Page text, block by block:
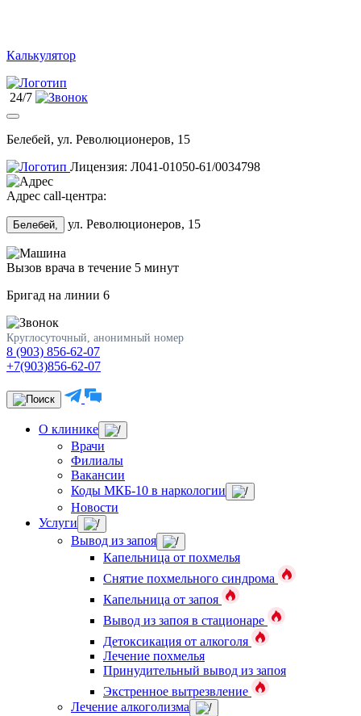
Калькулятор
24/7
Белебей, ул. Революционеров, 15
Лицензия: Л041-01050-61/0034798
Адрес call-центра:
Белебей, ул. Революционеров, 15
Вызов врача в течение 5 минут
Бригад на линии 6
Круглосуточный, анонимный номер
8 (903) 856-62-07
+7(903)856-62-07
О клинике
Врачи
Филиалы
Вакансии
Коды МКБ-10 в наркологии
Новости
Услуги
Вывод из запоя
Капельница от похмелья
Снятие похмельного синдрома
Капельница от запоя
Вывод из запоя в стационаре
Детоксикация от алкоголя
Лечение похмелья
Принудительный вывод из запоя
Экстренное вытрезвление
Лечение алкоголизма